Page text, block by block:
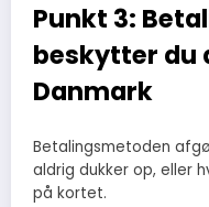
Punkt 3:
beskytter du
Danmark
Betalingsmetoden
aldrig dukker op, eller
på kortet.